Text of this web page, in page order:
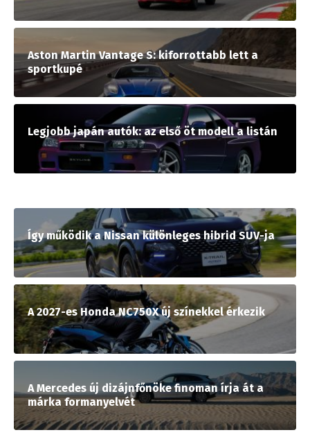
Aston Martin Vantage S: kiforrottabb lett a
sportkupé
Legjobb japán autók: az első öt modell a listán
Így működik a Nissan különleges hibrid SUV-ja
A 2027-es Honda NC750X új színekkel érkezik
A Mercedes új dizájnfőnöke finoman írja át a
márka formanyelvét